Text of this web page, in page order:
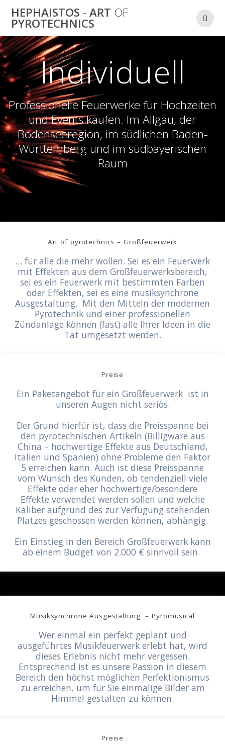
Inhalt
HEPHAISTOS - ART OF
PYROTECHNICS
Individuell
Professionelle Feuerwerke für Hochzeiten
und Events kaufen. Im Allgäu, der
Bodenseeregion, im südlichen Baden-
Württemberg und im südbayerischen
Raum
Art of pyrotechnics – Großfeuerwerk
… für alle die mehr wollen. Sei es ein Feuerwerk
mit Effekten aus dem Großfeuerwerksbereich,
sei es ein Feuerwerk mit bestimmten Farben
oder Effekten, sei es eine musiksynchrone
Ausgestaltung. Mit den Mitteln der modernen
Pyrotechnik und einer professionellen
Zündanlage können (fast) alle Ihrer Ideen in die
Tat umgesetzt werden.
Preise
Ein Paketangebot für ein Großfeuerwerk ist in
unseren Augen nicht seriös.
Der Grund hierfür ist, dass die Preisspanne bei
den pyrotechnischen Artikeln (Billigware aus
China – hochwertige Effekte aus Deutschland,
Italien und Spanien) ohne Probleme den Faktor
5 erreichen kann. Auch ist diese Preisspanne
vom Wunsch des Kunden, ob tendenziell viele
Effekte oder eher hochwertige/besondere
Effekte verwendet werden sollen und welche
Kaliber aufgrund des zur Verfügung stehenden
Platzes geschossen werden können, abhängig.
Ein Einstieg in den Bereich Großfeuerwerk kann
ab einem Budget von 2.000 € sinnvoll sein.
Musiksynchrone Ausgestaltung – Pyromusical
Wer einmal ein perfekt geplant und
ausgeführtes Musikfeuerwerk erlebt hat, wird
dieses Erlebnis nicht mehr vergessen.
Entsprechend ist es unsere Passion in diesem
Bereich den höchst möglichen Perfektionismus
zu erreichen, um für Sie einmalige Bilder am
Himmel gestalten zu können.
Preise